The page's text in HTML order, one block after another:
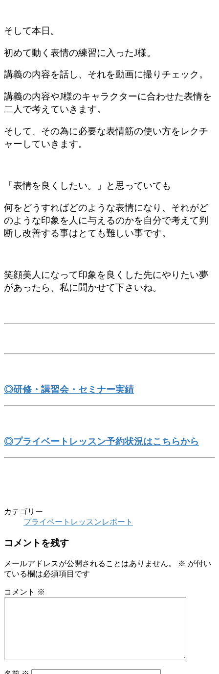
そして本日。
初めて動く表情の練習に入ったJ様。
講義の内容を話し、それを動画に撮りチェック。
講義の内容やJ様のキャラクターに合わせた表情を
二人で考えていきます。
そして、その為に必要な表情筋の使い方をレクチ
ャーしていきます。
「表情を良くしたい。」と思っていても
何をどうすればどのような表情になり、それがど
のような印象を人に与えるのかを自分で考えて判
断し改善する事はとても難しい事です。
笑顔美人になって印象を良くした先にやりたい夢
があったら、私に聞かせて下さいね。
◎研修・講習会・セミナー実績
◎プライベートレッスン予約状況はこちらから
カテゴリー
プライベートレッスンレポート
コメントを残す
メールアドレスが公開されることはありません。 ※ が付い
ている欄は必須項目です
コメント ※